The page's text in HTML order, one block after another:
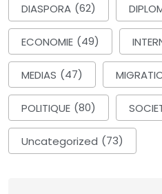
DIASPORA (62)
ECONOMIE (49)
MEDIAS (47)
POLITIQUE (80)
Uncategorized (73)